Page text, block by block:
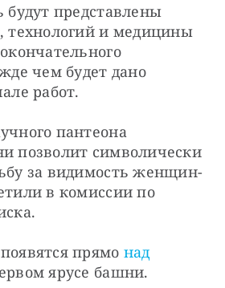
будут представлены
технологий и медицины
чем будет дано
работ.
пантеона
позволит символически
за видимость женщин-
в комиссии по
прямо над
ярусе башни.